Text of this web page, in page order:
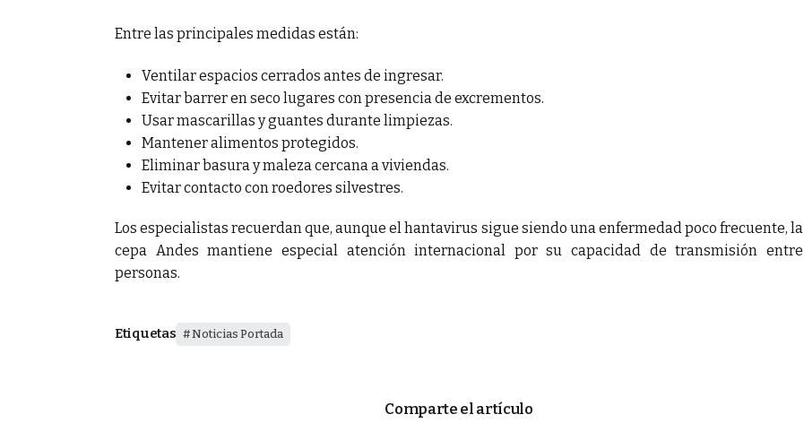
Entre las principales medidas están:
Ventilar espacios cerrados antes de ingresar.
Evitar barrer en seco lugares con presencia de excrementos.
Usar mascarillas y guantes durante limpiezas.
Mantener alimentos protegidos.
Eliminar basura y maleza cercana a viviendas.
Evitar contacto con roedores silvestres.
Los especialistas recuerdan que, aunque el hantavirus sigue siendo una enfermedad poco frecuente, la
cepa Andes mantiene especial atención internacional por su capacidad de transmisión entre
personas.
Etiquetas Noticias Portada
Comparte el artículo